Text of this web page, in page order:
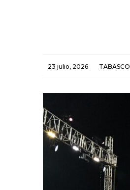
23 julio, 2026 TABASCO